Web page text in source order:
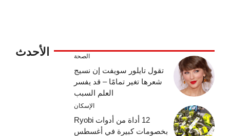
الأحدث الصحة
تقول تايلور سويفت إن نسيج
شعرها تغير تمامًا – قد يفسر
العلم السبب
الإسكان
12 أداة من أدوات Ryobi
بخصومات كبيرة في أغسطس